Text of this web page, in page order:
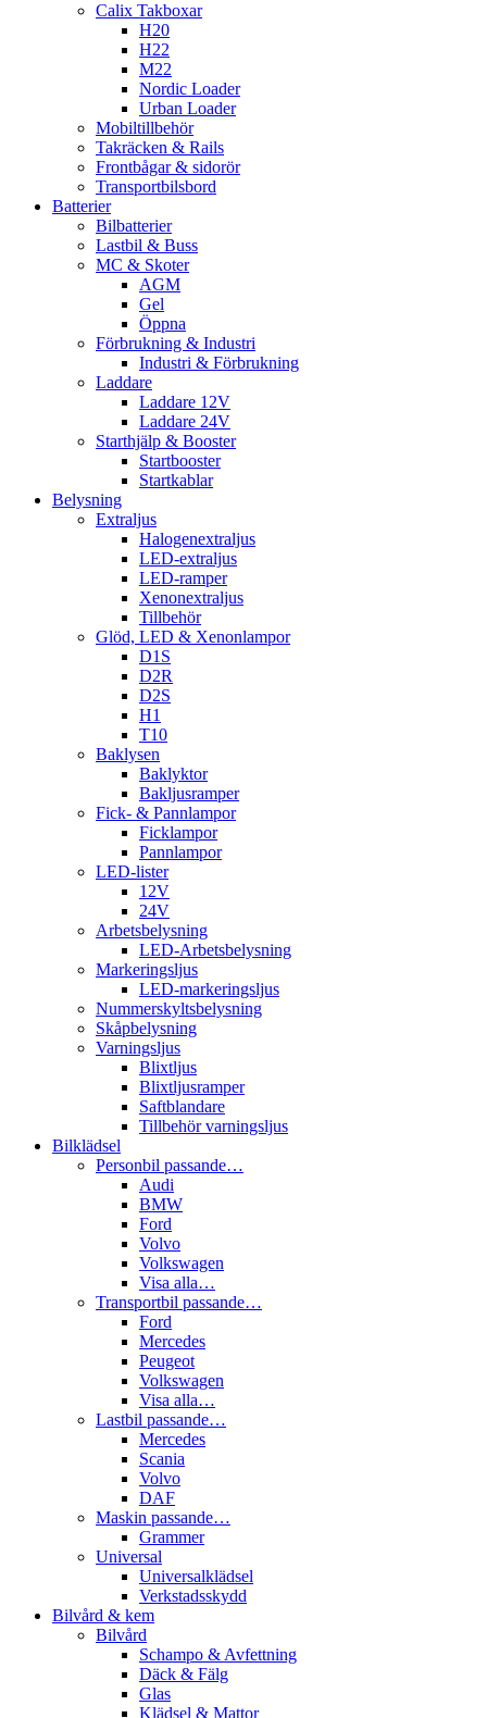
Calix Takboxar
H20
H22
M22
Nordic Loader
Urban Loader
Mobiltillbehör
Takräcken & Rails
Frontbågar & sidorör
Transportbilsbord
Batterier
Bilbatterier
Lastbil & Buss
MC & Skoter
AGM
Gel
Öppna
Förbrukning & Industri
Industri & Förbrukning
Laddare
Laddare 12V
Laddare 24V
Starthjälp & Booster
Startbooster
Startkablar
Belysning
Extraljus
Halogenextraljus
LED-extraljus
LED-ramper
Xenonextraljus
Tillbehör
Glöd, LED & Xenonlampor
D1S
D2R
D2S
H1
T10
Baklysen
Baklyktor
Bakljusramper
Fick- & Pannlampor
Ficklampor
Pannlampor
LED-lister
12V
24V
Arbetsbelysning
LED-Arbetsbelysning
Markeringsljus
LED-markeringsljus
Nummerskyltsbelysning
Skåpbelysning
Varningsljus
Blixtljus
Blixtljusramper
Saftblandare
Tillbehör varningsljus
Bilklädsel
Personbil passande…
Audi
BMW
Ford
Volvo
Volkswagen
Visa alla…
Transportbil passande…
Ford
Mercedes
Peugeot
Volkswagen
Visa alla…
Lastbil passande…
Mercedes
Scania
Volvo
DAF
Maskin passande…
Grammer
Universal
Universalklädsel
Verkstadsskydd
Bilvård & kem
Bilvård
Schampo & Avfettning
Däck & Fälg
Glas
Klädsel & Mattor